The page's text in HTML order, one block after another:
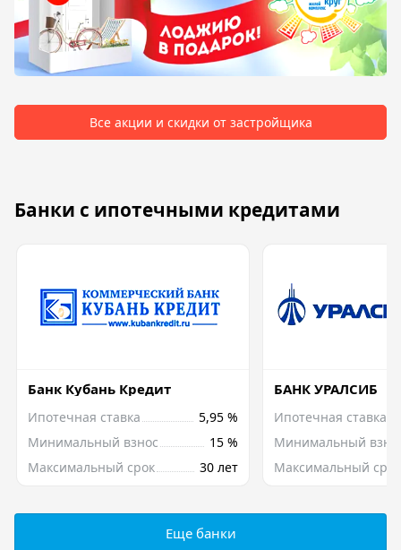
Все акции и скидки от застройщика
Банки с ипотечными кредитами
Банк Кубань Кредит
Ипотечная ставка
5,95 %
Минимальный взнос
15 %
Максимальный срок
30 лет
БАНК УРАЛСИБ
Ипотечная ставка
Минимальный
Максимальный срок
Еще банки